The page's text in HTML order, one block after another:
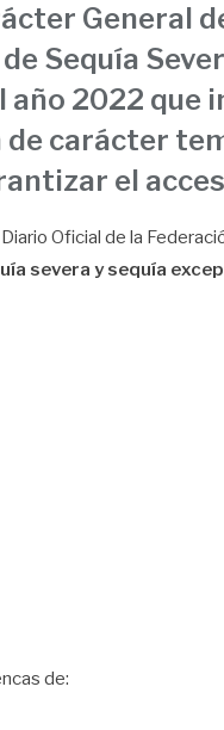
General
Sequía
año 2022 que
carácter
el
Oficial de la
severa y sequía
de: